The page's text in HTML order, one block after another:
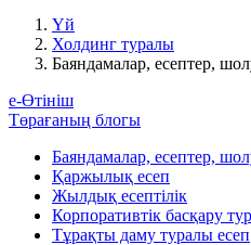
Үй
Холдинг туралы
Баяндамалар, есептер,
е-Өтініш
Төрағаның блогы
Баяндамалар, есептер,
Қаржылық есеп
Жылдық есептілік
Корпоративтік басқару
Тұрақты даму туралы есеп